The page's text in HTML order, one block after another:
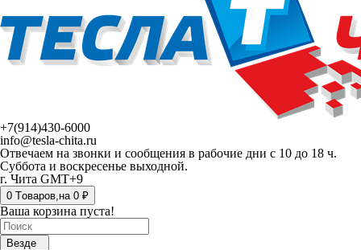
+7(914)430-6000
info@tesla-chita.ru
Отвечаем на звонки и сообщения в рабочие дни с 10 до 18 ч.
Суббота и воскресенье выходной.
г. Чита GMT+9
0 Tоваров,на 0 ₽
Ваша корзина пуста!
Везде